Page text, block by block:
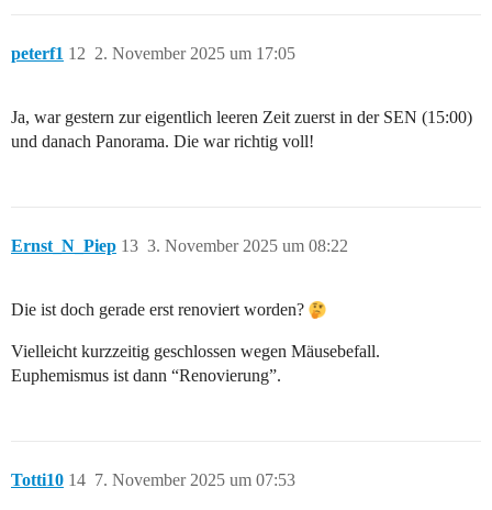
peterf1 2. November 2025 um 17:05
12
Ja, war gestern zur eigentlich leeren Zeit zuerst in der SEN (15:00)
und danach Panorama. Die war richtig voll!
Ernst_N_Piep 3. November 2025 um 08:22
13
Die ist doch gerade erst renoviert worden?
Vielleicht kurzzeitig geschlossen wegen Mäusebefall.
Euphemismus ist dann “Renovierung”.
Totti10 7. November 2025 um 07:53
14